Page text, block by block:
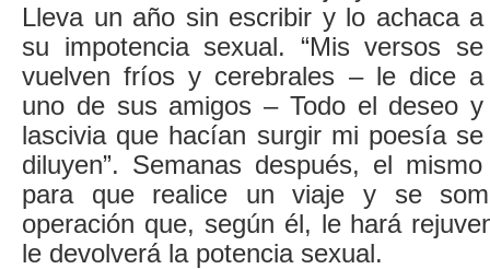
Lleva un año sin escribir y lo achaca a
su impotencia sexual. “Mis versos se
vuelven fríos y cerebrales – le dice a
uno de sus amigos – Todo el deseo y
lascivia que hacían surgir mi poesía se
diluyen”. Semanas después, el
para que realice un viaje y se
operación que, según él, le hará
le devolverá la potencia sexual.